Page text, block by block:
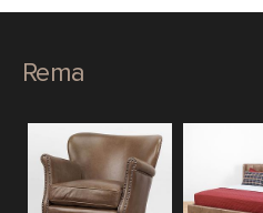
Rema